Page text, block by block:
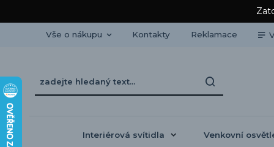
Vše o nákupu Kontakty Reklamace
Interiérová svítidla Venkovní